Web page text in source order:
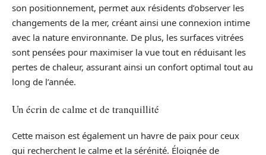
son positionnement, permet aux résidents d’observer les
changements de la mer, créant ainsi une connexion intime
avec la nature environnante. De plus, les surfaces vitrées
sont pensées pour maximiser la vue tout en réduisant les
pertes de chaleur, assurant ainsi un confort optimal tout au
long de l’année.
Un écrin de calme et de tranquillité
Cette maison est également un havre de paix pour ceux
qui recherchent le calme et la sérénité. Éloignée de